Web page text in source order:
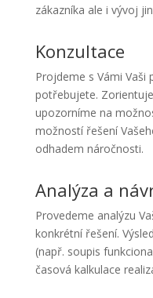
zákazníka ale i vývoj
Konzultace
Projdeme s Vámi
potřebujete.
upozorníme na
možností řešení
odhadem náročnosti.
Analýza a
Provedeme analýzu
konkrétní řešení.
(např. soupis
časová kalkulace